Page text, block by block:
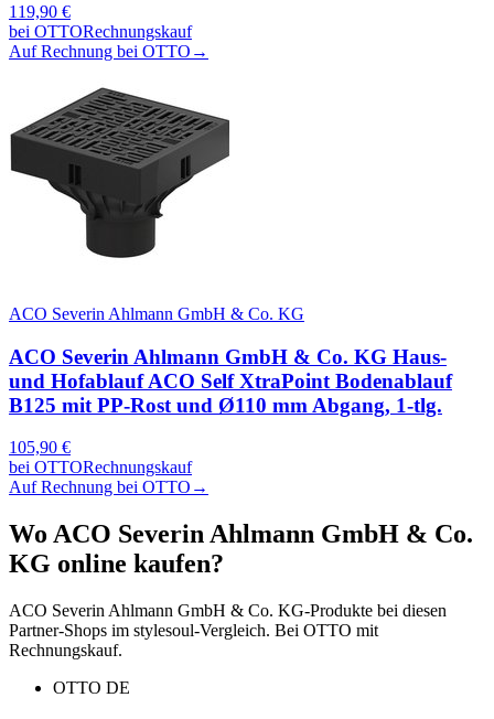
119,90 €
bei OTTORechnungskauf
Auf Rechnung bei OTTO →
ACO Severin Ahlmann GmbH & Co. KG
ACO Severin Ahlmann GmbH & Co. KG Haus-
und Hofablauf ACO Self XtraPoint Bodenablauf
B125 mit PP-Rost und Ø110 mm Abgang, 1-tlg.
105,90 €
bei OTTORechnungskauf
Auf Rechnung bei OTTO →
Wo ACO Severin Ahlmann GmbH & Co.
KG online kaufen?
ACO Severin Ahlmann GmbH & Co. KG-Produkte bei diesen
Partner-Shops im stylesoul-Vergleich. Bei OTTO mit
Rechnungskauf.
OTTO DE